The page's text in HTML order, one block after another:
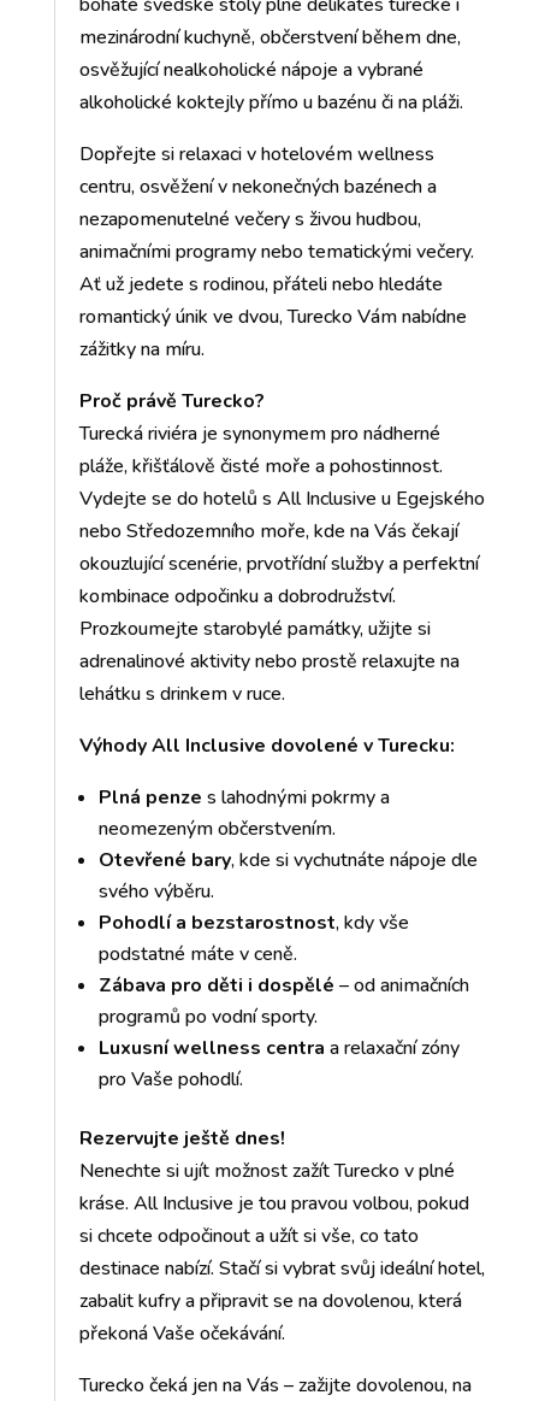
mezinárodní kuchyně, občerstvení během dne,
osvěžující nealkoholické nápoje a vybrané
alkoholické koktejly přímo u bazénu či na pláži.
Dopřejte si relaxaci v hotelovém wellness
centru, osvěžení v nekonečných bazénech a
nezapomenutelné večery s živou hudbou,
animačními programy nebo tematickými večery.
Ať už jedete s rodinou, přáteli nebo hledáte
romantický únik ve dvou, Turecko Vám nabídne
zážitky na míru.
Proč právě Turecko?
Turecká riviéra je synonymem pro nádherné
pláže, křišťálově čisté moře a pohostinnost.
Vydejte se do hotelů s All Inclusive u Egejského
nebo Středozemního moře, kde na Vás čekají
okouzlující scenérie, prvotřídní služby a perfektní
kombinace odpočinku a dobrodružství.
Prozkoumejte starobylé památky, užijte si
adrenalinové aktivity nebo prostě relaxujte na
lehátku s drinkem v ruce.
Výhody All Inclusive dovolené v Turecku:
Plná penze s lahodnými pokrmy a
neomezeným občerstvením.
Otevřené bary, kde si vychutnáte nápoje dle
svého výběru.
Pohodlí a bezstarostnost, kdy vše
podstatné máte v ceně.
Zábava pro děti i dospělé – od animačních
programů po vodní sporty.
Luxusní wellness centra a relaxační zóny
pro Vaše pohodlí.
Rezervujte ještě dnes!
Nenechte si ujít možnost zažít Turecko v plné
kráse. All Inclusive je tou pravou volbou, pokud
si chcete odpočinout a užít si vše, co tato
destinace nabízí. Stačí si vybrat svůj ideální hotel,
zabalit kufry a připravit se na dovolenou, která
překoná Vaše očekávání.
Turecko čeká jen na Vás – zažijte dovolenou, na